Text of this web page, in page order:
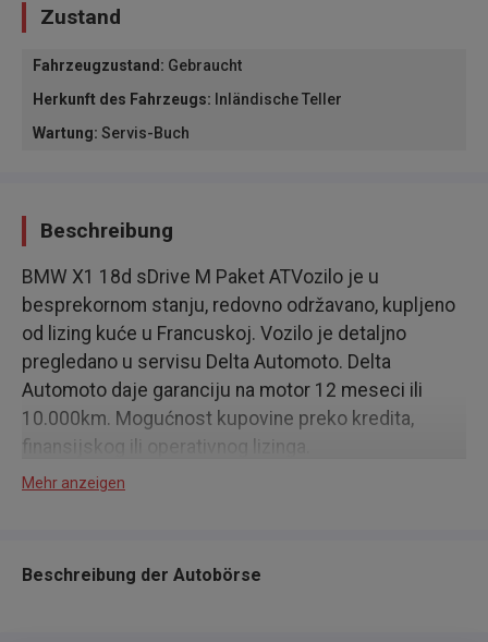
Zustand
Fahrzeugzustand : Gebraucht
Herkunft des Fahrzeugs: Inländische Teller
Wartung: Servis-Buch
Beschreibung
BMW X1 18d sDrive M Paket ATVozilo je u
besprekornom stanju, redovno održavano, kupljeno
od lizing kuće u Francuskoj. Vozilo je detaljno
pregledano u servisu Delta Automoto. Delta
Automoto daje garanciju na motor 12 meseci ili
10.000km. Mogućnost kupovine preko kredita,
finansijskog ili operativnog lizinga.
Mehr anzeigen
Beschreibung der Autobörse